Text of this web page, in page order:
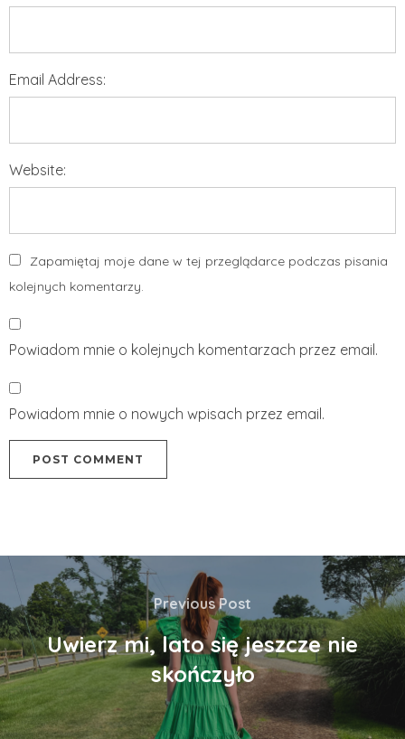
Email Address:
Website:
Zapamiętaj moje dane w tej przeglądarce podczas pisania
kolejnych komentarzy.
Powiadom mnie o kolejnych komentarzach przez email.
Powiadom mnie o nowych wpisach przez email.
Previous Post
Uwierz mi, lato się jeszcze nie
skończyło